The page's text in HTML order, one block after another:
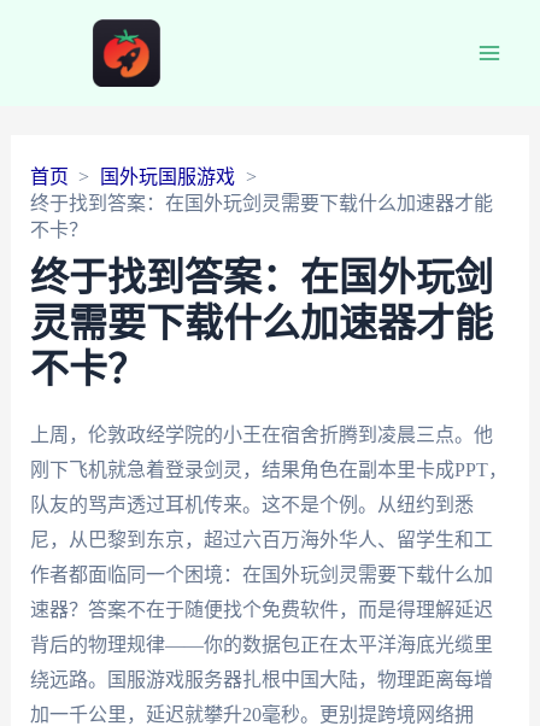
首页
国外玩国服游戏
终于找到答案：在国外玩剑灵需要下载什么加速器才能
不卡？
终于找到答案：在国外玩剑
灵需要下载什么加速器才能
不卡？
上周，伦敦政经学院的小王在宿舍折腾到凌晨三点。他
刚下飞机就急着登录剑灵，结果角色在副本里卡成PPT，
队友的骂声透过耳机传来。这不是个例。从纽约到悉
尼，从巴黎到东京，超过六百万海外华人、留学生和工
作者都面临同一个困境：在国外玩剑灵需要下载什么加
速器？答案不在于随便找个免费软件，而是得理解延迟
背后的物理规律——你的数据包正在太平洋海底光缆里
绕远路。国服游戏服务器扎根中国大陆，物理距离每增
加一千公里，延迟就攀升20毫秒。更别提跨境网络拥